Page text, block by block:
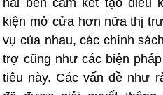
hai bên cam kết tạo điều
kiện mở cửa hơn nữa thị
vụ của nhau, các chính
trợ cũng như các biện
tiêu này. Các vấn đề như